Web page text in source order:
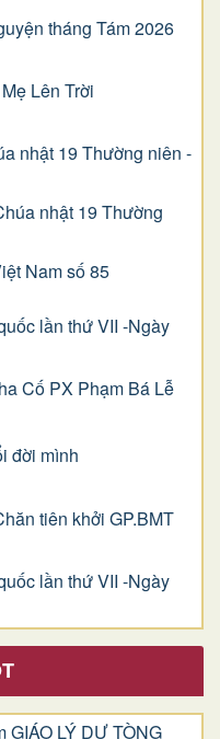
tháng Tám 2026
Lên Trời
nhật 19 Thường niên -
nhật 19 Thường
Nam số 85
lần thứ VII -Ngày
Cố PX Phạm Bá Lễ
đời mình
tiên khởi GP.BMT
lần thứ VII -Ngày
GIÁO LÝ DỰ TÒNG